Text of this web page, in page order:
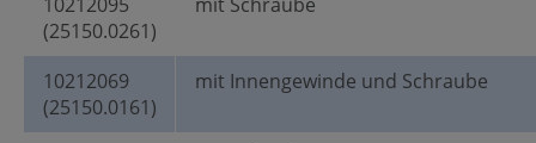
(25150.0261)
10212069
(25150.0161)
mit Innengewinde und Schraube